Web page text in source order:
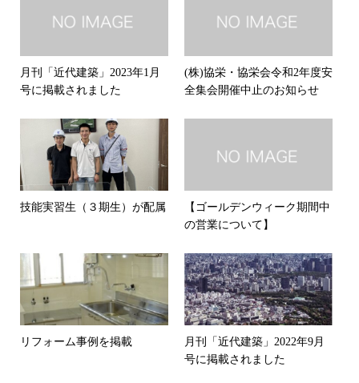
月刊「近代建築」2023年1月
号に掲載されました
(株)協栄・協栄会令和2年度安
全集会開催中止のお知らせ
技能実習生（３期生）が配属
【ゴールデンウィーク期間中
の営業について】
リフォーム事例を掲載
月刊「近代建築」2022年9月
号に掲載されました